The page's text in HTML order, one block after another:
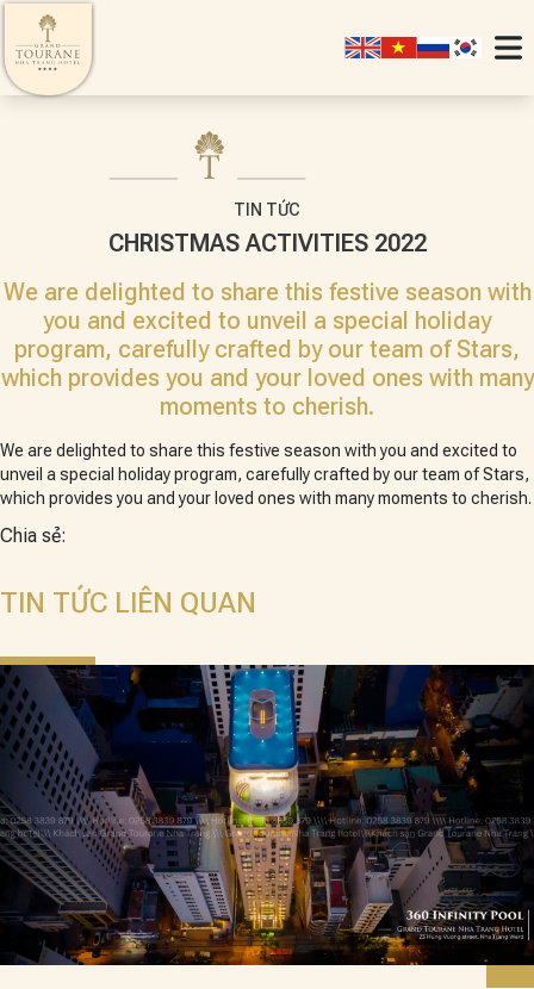
TIN TỨC
CHRISTMAS ACTIVITIES 2022
We are delighted to share this festive season with
you and excited to unveil a special holiday
program, carefully crafted by our team of Stars,
which provides you and your loved ones with many
moments to cherish.
We are delighted to share this festive season with you and excited to
unveil a special holiday program, carefully crafted by our team of Stars,
which provides you and your loved ones with many moments to cherish.
Chia sẻ:
TIN TỨC LIÊN QUAN